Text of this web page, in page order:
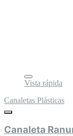
Vista rápida
Canaletas Plásticas
Canaleta